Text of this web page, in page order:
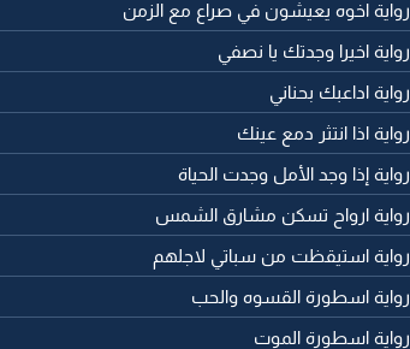
رواية اخوه يعيشون في صراع مع الزمن
رواية اخيرا وجدتك يا نصفي
رواية اداعبك بحناني
رواية اذا انتثر دمع عينك
رواية إذا وجد الأمل وجدت الحياة
رواية ارواح تسكن مشارق الشمس
رواية استيقظت من سباتي لاجلهم
رواية اسطورة القسوه والحب
رواية اسطورة الموت